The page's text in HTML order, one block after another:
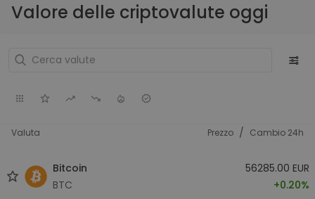
Valore delle criptovalute oggi
Valuta Prezzo / Cambio 24h
Bitcoin
BTC
56285.00 EUR
+0.20%